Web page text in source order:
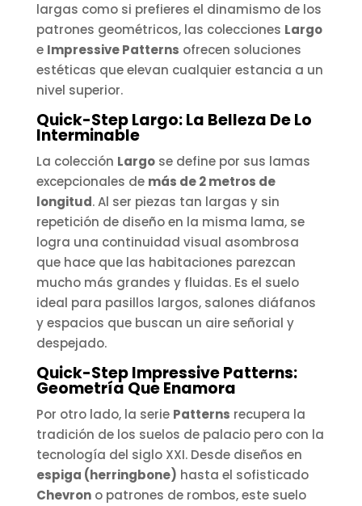
largas como si prefieres el dinamismo de los
patrones geométricos, las colecciones Largo
e Impressive Patterns ofrecen soluciones
estéticas que elevan cualquier estancia a un
nivel superior.
Quick-Step Largo: La Belleza De Lo
Interminable
La colección Largose define por sus lamas
excepcionales de más de 2 metros de
longitud. Al ser piezas tan largas y sin
repetición de diseño en la misma lama, se
logra una continuidad visual asombrosa
que hace que las habitaciones parezcan
mucho más grandes y fluidas. Es el suelo
ideal para pasillos largos, salones diáfanos
y espacios que buscan un aire señorial y
despejado.
Quick-Step Impressive Patterns:
Geometría Que Enamora
Por otro lado, la serie Patterns recupera la
tradición de los suelos de palacio pero con la
tecnología del siglo XXI. Desde diseños en
espiga (herringbone) hasta el sofisticado
Chevrono patrones de rombos, este suelo